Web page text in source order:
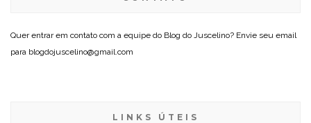
Quer entrar em contato com a equipe do Blog do Juscelino? Envie seu email
para blogdojuscelino@gmail.com
LINKS ÚTEIS